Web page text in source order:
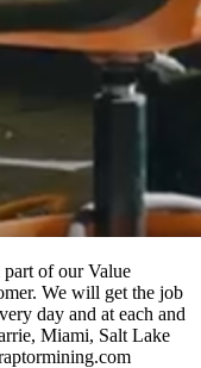
of our Value
We will get the job
day and at each and
Miami, Salt Lake